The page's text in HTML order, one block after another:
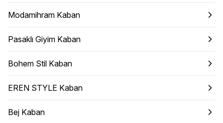
Modamihram Kaban
Pasaklı Giyim Kaban
Bohem Stil Kaban
EREN STYLE Kaban
Bej Kaban